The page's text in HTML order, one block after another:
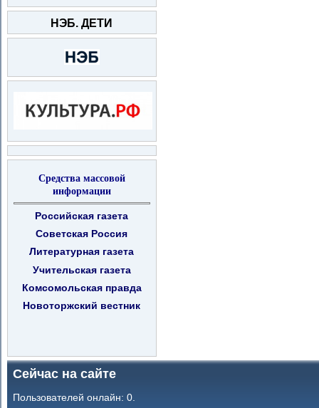
НЭБ. ДЕТИ
Средства массовой
информации
Российская газета
Советская Россия
Литературная газета
Учительская газета
Комсомольская правда
Новоторжский вестник
Сейчас на сайте
Пользователей онлайн: 0.